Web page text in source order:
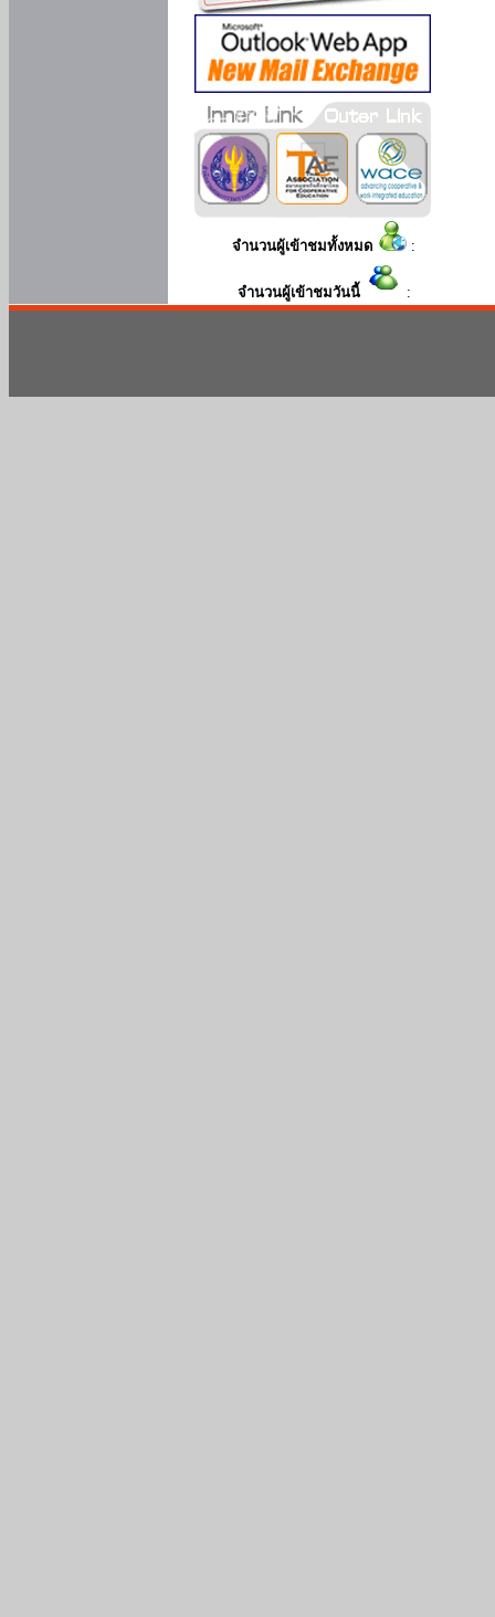
จำนวนผู้เข้าชมทั้งหมด :
จำนวนผู้เข้าชมวันนี้ :